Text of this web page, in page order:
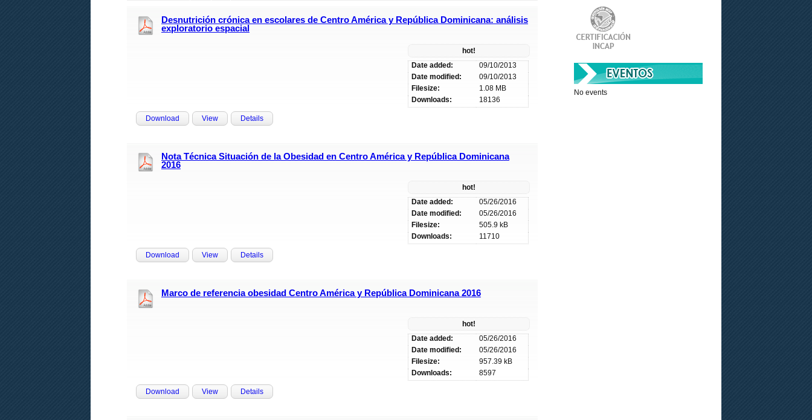
Desnutrición crónica en escolares de Centro América y República Dominicana: análisis
exploratorio espacial
hot!
Date added:
09/10/2013
Date modified:
09/10/2013
Filesize:
1.08 MB
Downloads:
18136
Download View Details
Nota Técnica Situación de la Obesidad en Centro América y República Dominicana
2016
hot!
Date added:
05/26/2016
Date modified:
05/26/2016
Filesize:
505.9 kB
Downloads:
11710
Download View Details
Marco de referencia obesidad Centro América y República Dominicana 2016
hot!
Date added:
05/26/2016
Date modified:
05/26/2016
Filesize:
957.39 kB
Downloads:
8597
Download View Details
No events